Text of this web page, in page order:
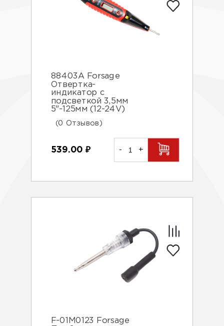
88403A Forsage
Отвертка-
индикатор с
подсветкой 3,5мм
5"-125мм (12-24V)
(0 Отзывов)
539.00 ₽ - +
F-01M0123 Forsage